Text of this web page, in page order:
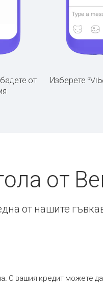
от
Изберете
от
от нашите
С вашия кредит можете